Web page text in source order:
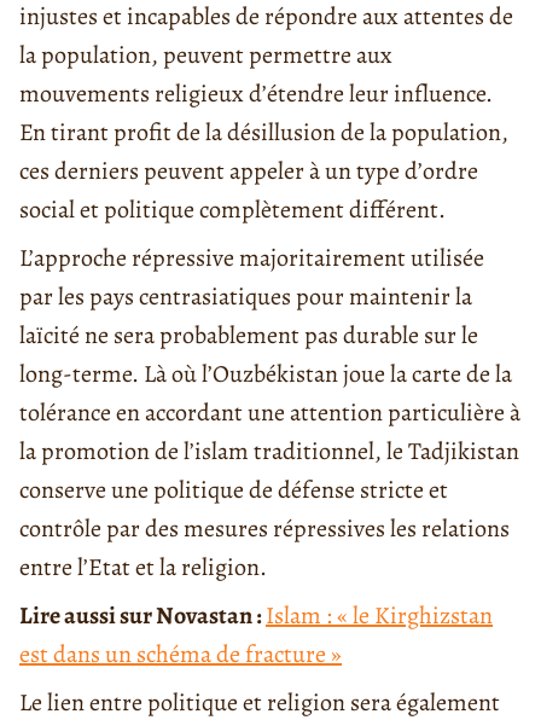
injustes et incapables de répondre aux attentes de
la population, peuvent permettre aux
mouvements religieux d’étendre leur influence.
En tirant profit de la désillusion de la population,
ces derniers peuvent appeler à un type d’ordre
social et politique complètement différent.
L’approche répressive majoritairement utilisée
par les pays centrasiatiques pour maintenir la
laïcité ne sera probablement pas durable sur le
long-terme. Là où l’Ouzbékistan joue la carte de la
tolérance en accordant une attention particulière à
la promotion de l’islam traditionnel, le Tadjikistan
conserve une politique de défense stricte et
contrôle par des mesures répressives les relations
entre l’Etat et la religion.
Lire aussi sur Novastan :Islam : « le Kirghizstan
est dans un schéma de fracture »
Le lien entre politique et religion sera également